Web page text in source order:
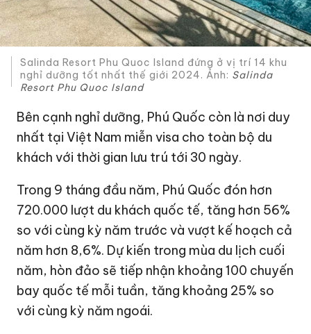
Salinda Resort Phu Quoc Island đứng ở vị trí 14 khu
nghỉ dưỡng tốt nhất thế giới 2024. Ảnh: Salinda
Resort Phu Quoc Island
Bên cạnh nghỉ dưỡng, Phú Quốc còn là nơi duy
nhất tại Việt Nam miễn visa cho toàn bộ du
khách với thời gian lưu trú tới 30 ngày.
Trong 9 tháng đầu năm, Phú Quốc đón hơn
720.000 lượt du khách quốc tế, tăng hơn 56%
so với cùng kỳ năm trước và vượt kế hoạch cả
năm hơn 8,6%. Dự kiến trong mùa du lịch cuối
năm, hòn đảo sẽ tiếp nhận khoảng 100 chuyến
bay quốc tế mỗi tuần, tăng khoảng 25% so
với cùng kỳ năm ngoái.